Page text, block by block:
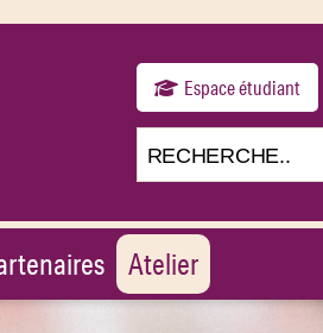
Espace étudiant
Atelier